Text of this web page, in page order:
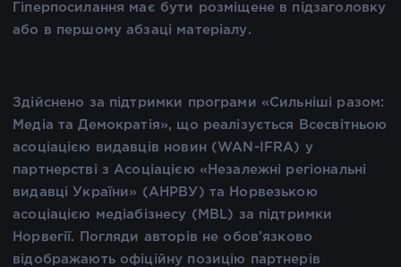
Гіперпосилання має бути розміщене в підзаголовку
або в першому абзаці матеріалу.
Здійснено за підтримки програми «Сильніші разом:
Медіа та Демократія», що реалізується Всесвітньою
асоціацією видавців новин (WAN-IFRA) у
партнерстві з Асоціацією «Незалежні регіональні
видавці України» (АНРВУ) та Норвезькою
асоціацією медіабізнесу (MBL) за підтримки
Норвегії. Погляди авторів не обов’язково
відображають офіційну позицію партнерів